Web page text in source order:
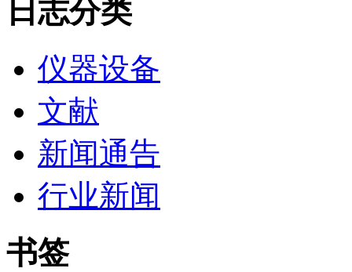
日志分类
仪器设备
文献
新闻通告
行业新闻
书签